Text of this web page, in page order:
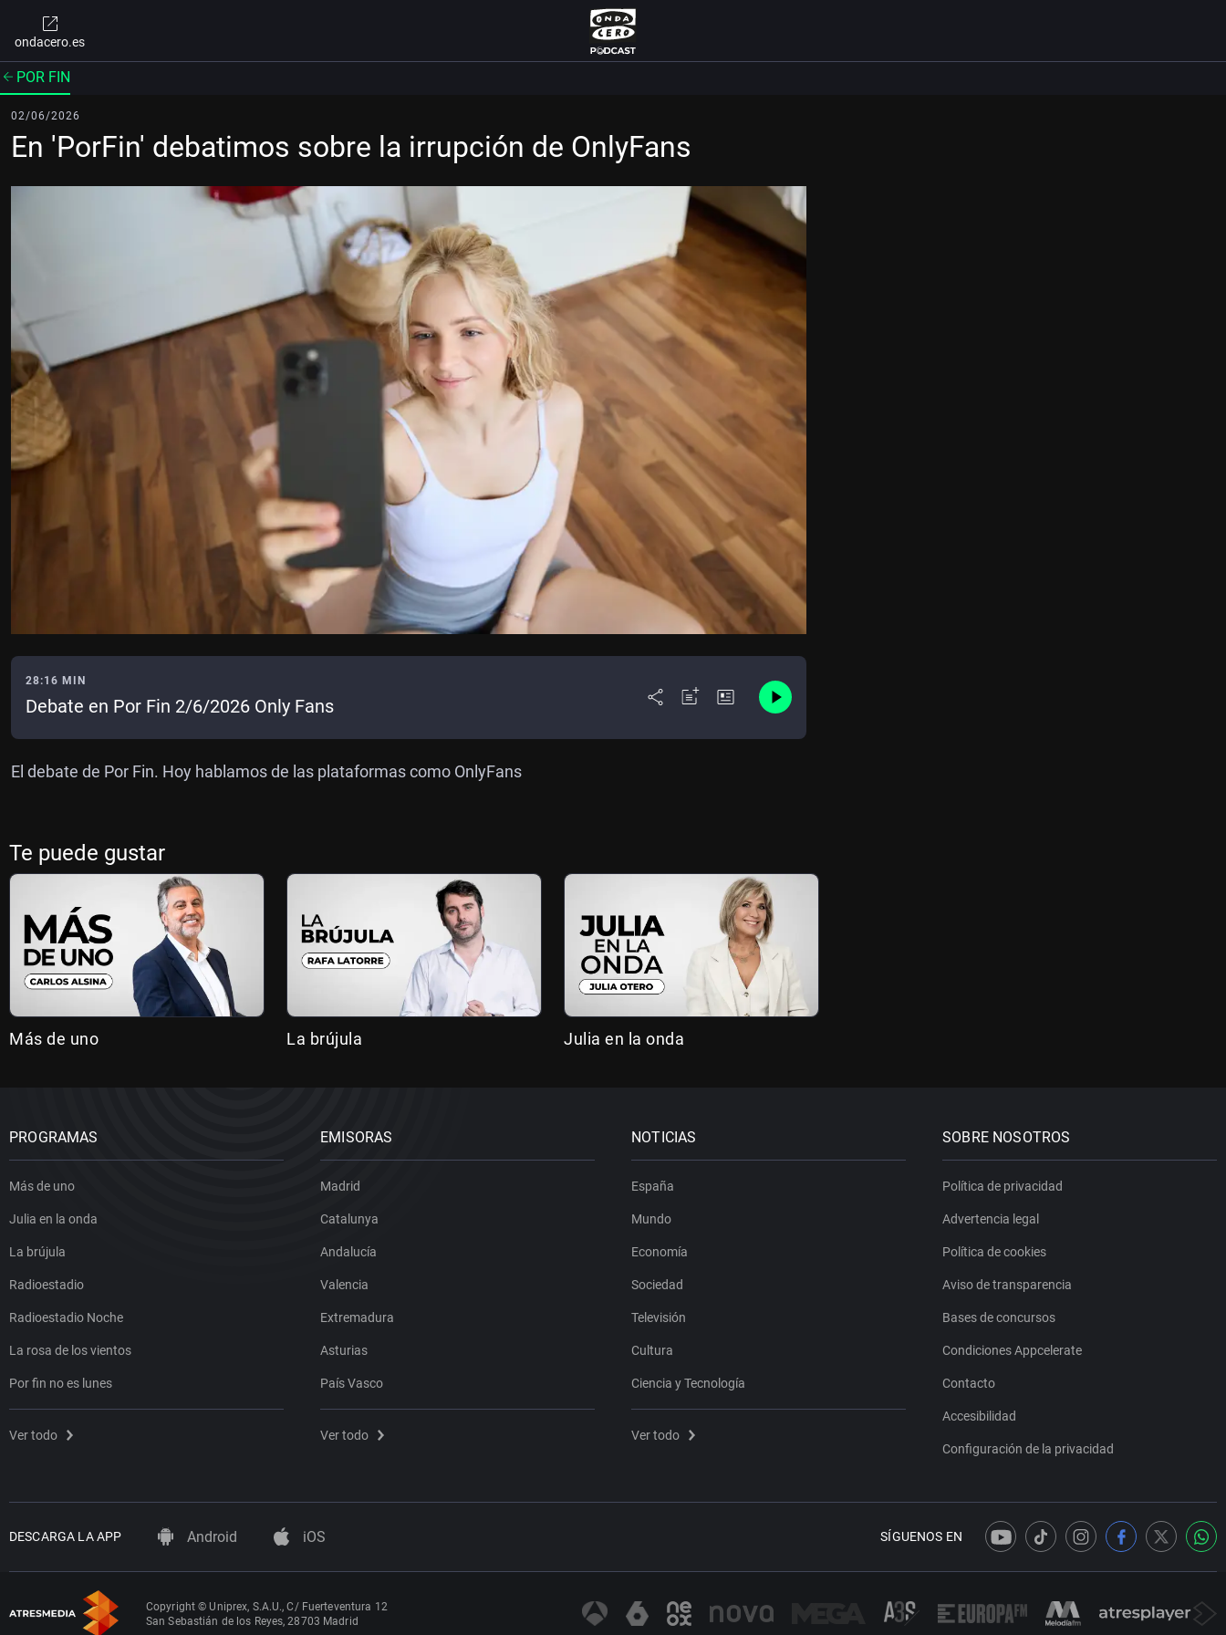
ondacero.es
POR FIN
02/06/2026
En 'PorFin' debatimos sobre la irrupción de OnlyFans
28:16 MIN
Debate en Por Fin 2/6/2026 Only Fans
El debate de Por Fin. Hoy hablamos de las plataformas como OnlyFans
Te puede gustar
Más de uno La brújula Julia en la onda
PROGRAMAS
Más de uno
Julia en la onda
La brújula
Radioestadio
Radioestadio Noche
La rosa de los vientos
Por fin no es lunes
Ver todo
EMISORAS
Madrid
Catalunya
Andalucía
Valencia
Extremadura
Asturias
País Vasco
Ver todo
NOTICIAS
España
Mundo
Economía
Sociedad
Televisión
Cultura
Ciencia y Tecnología
Ver todo
SOBRE NOSOTROS
Política de privacidad
Advertencia legal
Política de cookies
Aviso de transparencia
Bases de concursos
Condiciones Appcelerate
Contacto
Accesibilidad
Configuración de la privacidad
DESCARGA LA APP Android iOS SÍGUENOS EN
Copyright © Uniprex, S.A.U., C/ Fuerteventura 12
San Sebastián de los Reyes, 28703 Madrid